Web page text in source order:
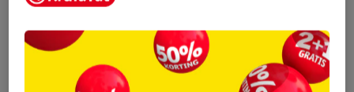
Alleen in de winkel